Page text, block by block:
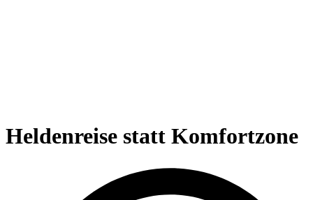
Heldenreise statt Komfortzone